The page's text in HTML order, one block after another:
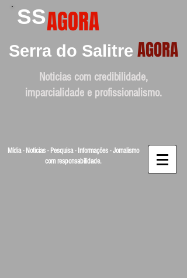
SSAGORA
Serra do Salitre AGORA
Noticias com credibilidade,
imparcialidade e profissionalismo.
Mídia - Noticias - Pesquisa - Informações - Jornalismo
com responsabilidade.